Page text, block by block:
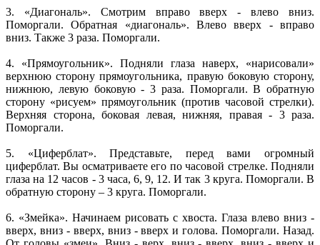
3. «Диагональ». Смотрим вправо вверх - влево вниз.
Поморгали. Обратная «диагональ». Влево вверх - вправо
вниз. Также 3 раза. Поморгали.
4. «Прямоугольник». Подняли глаза наверх, «нарисовали»
верхнюю сторону прямоугольника, правую боковую сторону,
нижнюю, левую боковую - 3 раза. Поморгали. В обратную
сторону «рисуем» прямоугольник (против часовой стрелки).
Верхняя сторона, боковая левая, нижняя, правая - 3 раза.
Поморгали.
5. «Циферблат». Представьте, перед вами огромный
циферблат. Вы осматриваете его по часовой стрелке. Подняли
глаза на 12 часов - 3 часа, 6, 9, 12. И так 3 круга. Поморгали. В
обратную сторону – 3 круга. Поморгали.
6. «Змейка». Начинаем рисовать с хвоста. Глаза влево вниз -
вверх, вниз - вверх, вниз - вверх и голова. Поморгали. Назад.